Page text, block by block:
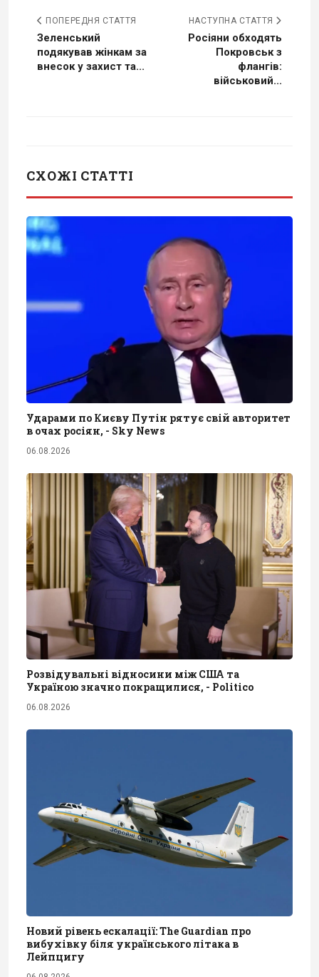
ПОПЕРЕДНЯ СТАТТЯ
Зеленський
подякував жінкам за
внесок у захист та...
НАСТУПНА СТАТТЯ
Росіяни обходять
Покровськ з
флангів:
військовий...
СХОЖІ СТАТТІ
Ударами по Києву Путін рятує свій авторитет
в очах росіян, - Sky News
06.08.2026
Розвідувальні відносини між США та
Україною значно покращилися, - Politico
06.08.2026
Новий рівень ескалації: The Guardian про
вибухівку біля українського літака в
Лейпцигу